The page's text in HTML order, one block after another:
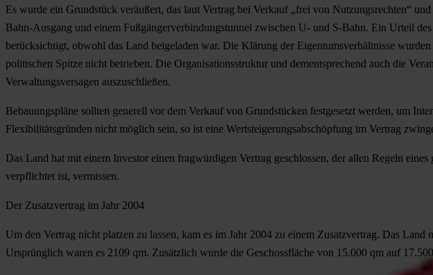
Es wurde ein Grundstück veräußert, das laut Vertrag bei Verkauf „frei von Nutzungsrechten“
Bahn-Ausgang und einem Fußgängerverbindungstunnel zwischen U- und S-Bahn. Ein Urteil
berücksichtigt, obwohl das Land beigeladen war. Die Klärung der Eigentumsverhältnisse
politischen Spitze nicht betrieben. Die Organisationsstruktur und dementsprechend auch die
Verwaltungsversagen auszuschließen.
Bebauungspläne sollten generell vor dem Verkauf von Grundstücken festgesetzt werden, um
Flexibilitätsgründen nicht möglich sein, so ist eine Wertsteigerungsabschöpfung im Vertrag
Das Land hat mit einem Investor einen fragwürdigen Vertrag geschlossen, der allen Regeln
verpflichtet ist, vermissen.
Der Zusatzvertrag im Jahr 2004
Um den Vertrag nicht platzen zu lassen, kam es im Jahr 2004 zu einem Zusatzvertrag. Das
Ursprünglich waren es 2109 qm. Zusätzlich wurde die Geschossfläche von 15.000 qm auf 17.500